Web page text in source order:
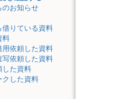
のお知らせ
借りている資料
料
用依頼した資料
写依頼した資料
した資料
クした資料